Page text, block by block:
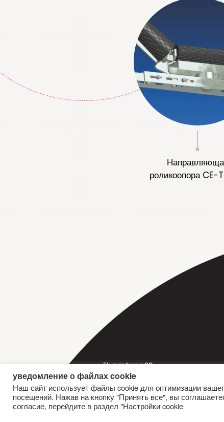
роликоопора CE-
Fluorietweg 28
1812 RR Alkmaar
Nederland
уведомление о файлах cookie
Наш сайт использует файлы cookie для оптимизации
посещений. Нажав на кнопку "Принять все", вы
согласие, перейдите в раздел "Настройки cookie